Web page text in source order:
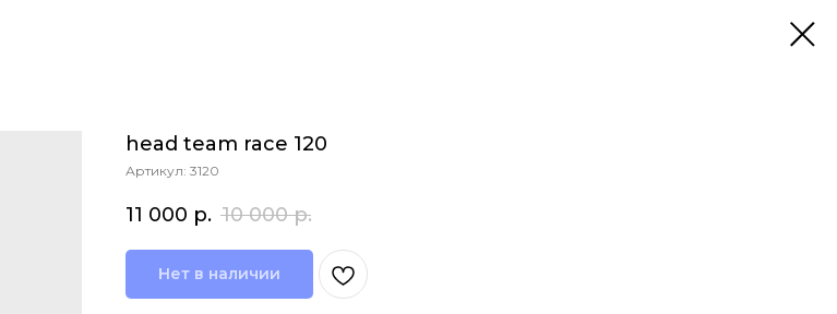
head team race 120
Артикул: 3120
11 000 р. 10 000 р.
Нет в наличии